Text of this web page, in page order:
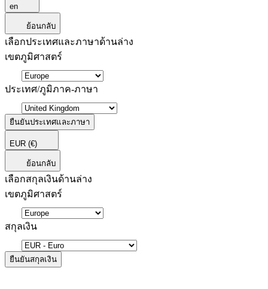
en
ย้อนกลับ
เลือกประเทศและภาษาด้านล่าง
เขตภูมิศาสตร์
ประเทศ/ภูมิภาค-ภาษา
ยืนยันประเทศและภาษา
EUR (€)
ย้อนกลับ
เลือกสกุลเงินด้านล่าง
เขตภูมิศาสตร์
สกุลเงิน
ยืนยันสกุลเงิน